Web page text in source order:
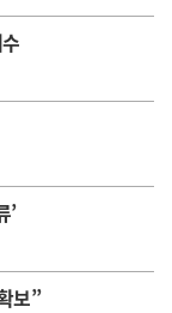
’
보”